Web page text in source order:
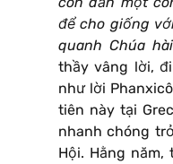
để cho giống
quanh Chúa
thầy vâng lời,
như lời
tiên này tại
nhanh chóng
Hội. Hằng